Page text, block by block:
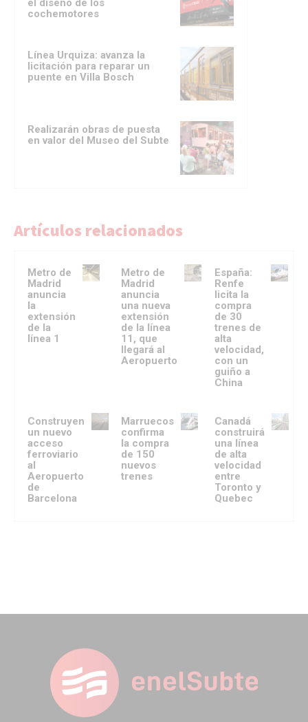
cochemotores
Línea Urquiza: avanza la
licitación para reparar un
puente en Villa Bosch
Realizarán obras de puesta
en valor del Museo del Subte
Artículos relacionados
Metro de
Madrid
anuncia
la
extensión
de la
línea 1
Metro de
Madrid
anuncia
una nueva
extensión
de la línea
11, que
llegará al
Aeropuerto
España:
Renfe
licita la
compra
de 30
trenes de
alta
velocidad,
con un
guiño a
China
Construyen
un nuevo
acceso
ferroviario
al
Aeropuerto
de
Barcelona
Marruecos
confirma
la compra
de 150
nuevos
trenes
Canadá
construirá
una línea
de alta
velocidad
entre
Toronto y
Quebec